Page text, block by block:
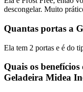
descongelar. Muito
Quantas portas a
Ela tem 2 portas e é do
Quais os
Geladeira Midea